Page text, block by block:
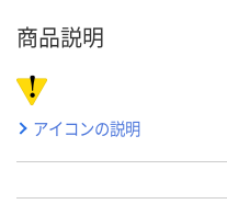
商品説明
アイコンの説明